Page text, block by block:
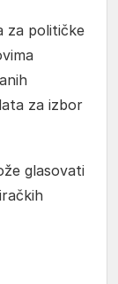
za političke
za izbor
glasovati